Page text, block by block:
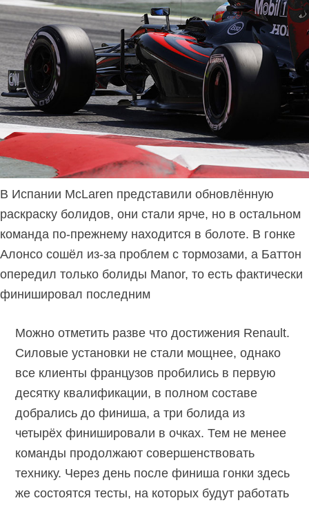
В Испании McLaren представили обновлённую
раскраску болидов, они стали ярче, но в остальном
команда по-прежнему находится в болоте. В гонке
Алонсо сошёл из-за проблем с тормозами, а Баттон
опередил только болиды Manor, то есть фактически
финишировал последним
Можно отметить разве что достижения Renault.
Силовые установки не стали мощнее, однако
все клиенты французов пробились в первую
десятку квалификации, в полном составе
добрались до финиша, а три болида из
четырёх финишировали в очках. Тем не менее
команды продолжают совершенствовать
технику. Через день после финиша гонки здесь
же состоятся тесты, на которых будут работать